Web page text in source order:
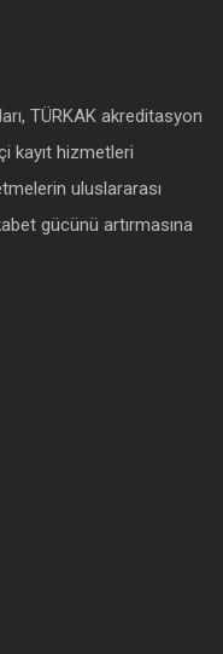
TÜRKAK akreditasyon
kayıt hizmetleri
uluslararası
gücünü artırmasına